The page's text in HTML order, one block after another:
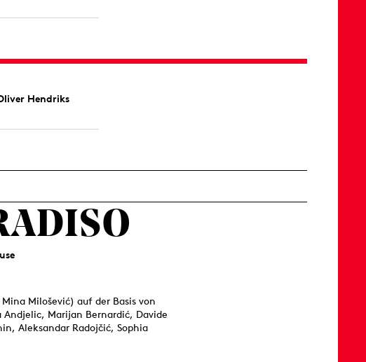
Hendriks
Milošević) auf der Basis von
Marijan Bernardić, Davide
Aleksandar Radojčić, Sophia